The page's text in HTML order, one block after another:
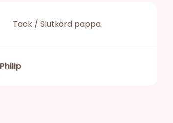
Tack / Slutkörd pappa
Philip